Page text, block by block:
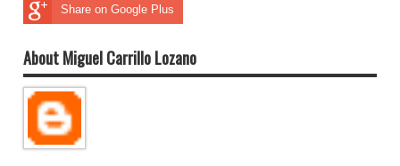
Share on Google Plus
About Miguel Carrillo Lozano